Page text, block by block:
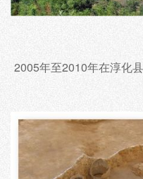
2005年至2010年在淳化